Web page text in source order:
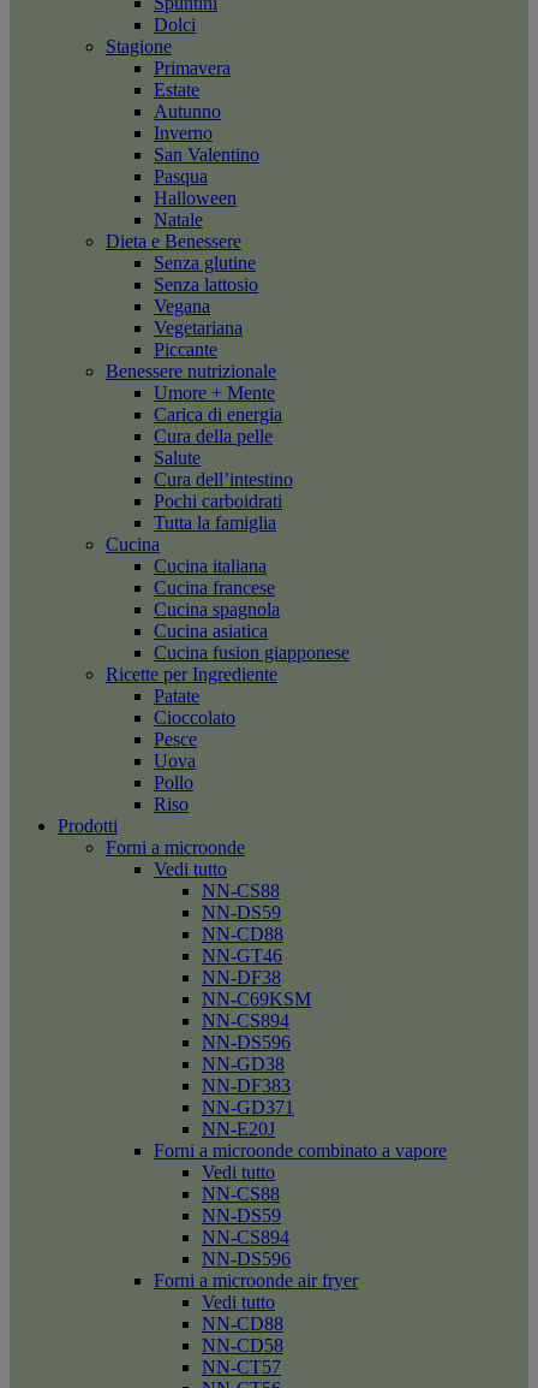
Dolci
Stagione
Primavera
Estate
Autunno
Inverno
San Valentino
Pasqua
Halloween
Natale
Dieta e Benessere
Senza glutine
Senza lattosio
Vegana
Vegetariana
Piccante
Benessere nutrizionale
Umore + Mente
Carica di energia
Cura della pelle
Salute
Cura dell’intestino
Pochi carboidrati
Tutta la famiglia
Cucina
Cucina italiana
Cucina francese
Cucina spagnola
Cucina asiatica
Cucina fusion giapponese
Ricette per Ingrediente
Patate
Cioccolato
Pesce
Uova
Pollo
Riso
Prodotti
Forni a microonde
Vedi tutto
NN-CS88
NN-DS59
NN-CD88
NN-GT46
NN-DF38
NN-C69KSM
NN-CS894
NN-DS596
NN-GD38
NN-DF383
NN-GD371
NN-E20J
Forni a microonde combinato a vapore
Vedi tutto
NN-CS88
NN-DS59
NN-CS894
NN-DS596
Forni a microonde air fryer
Vedi tutto
NN-CD88
NN-CD58
NN-CT57